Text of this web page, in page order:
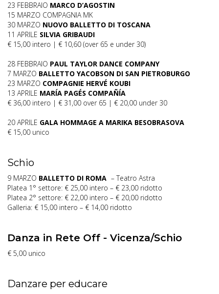
23 FEBBRAIO MARCO D’AGOSTIN
15 MARZO COMPAGNIA MK
30 MARZO NUOVO BALLETTO DI TOSCANA
11 APRILE SILVIA GRIBAUDI
€ 15,00 intero | € 10,60 (over 65 e under 30)
28 FEBBRAIO PAUL TAYLOR DANCE COMPANY
7 MARZO BALLETTO YACOBSON DI SAN PIETROBURGO
23 MARZO COMPAGNIE HERVÉ KOUBI
13 APRILE MARÍA PAGÉS COMPAÑÍA
€ 36,00 intero | € 31,00 over 65 | € 20,00 under 30
20 APRILE GALA HOMMAGE A MARIKA BESOBRASOVA
€ 15,00 unico
Schio
9 MARZO BALLETTO DI ROMA – Teatro Astra
Platea 1° settore: € 25,00 intero – € 23,00 ridotto
Platea 2° settore: € 22,00 intero – € 20,00 ridotto
Galleria: € 15,00 intero – € 14,00 ridotto
Danza in Rete Off - Vicenza/Schio
€ 5,00 unico
Danzare per educare